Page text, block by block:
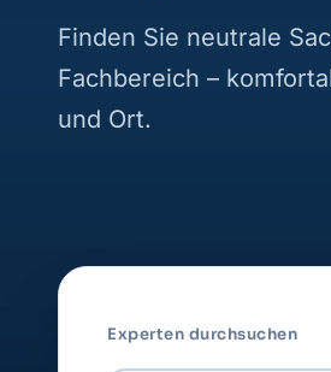
Finden Sie neutrale
Fachbereich –
und Ort.
Experten durchsuchen